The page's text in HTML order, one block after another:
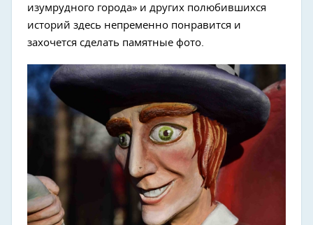
изумрудного города» и других полюбившихся
историй здесь непременно понравится и
захочется сделать памятные фото.